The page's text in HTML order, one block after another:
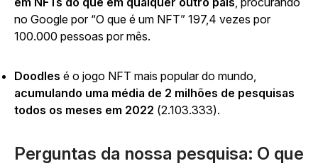
no Google por “O que é um NFT” 197,4 vezes por
100.000 pessoas por mês.
Doodles é o jogo NFT mais popular do mundo,
acumulando uma média de 2 milhões de pesquisas
todos os meses em 2022 (2.103.333).
Perguntas da nossa pesquisa: O que